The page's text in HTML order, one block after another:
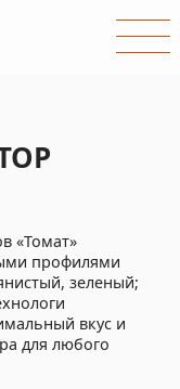
«Томат»
профилями
зеленый;
вкус и
для любого